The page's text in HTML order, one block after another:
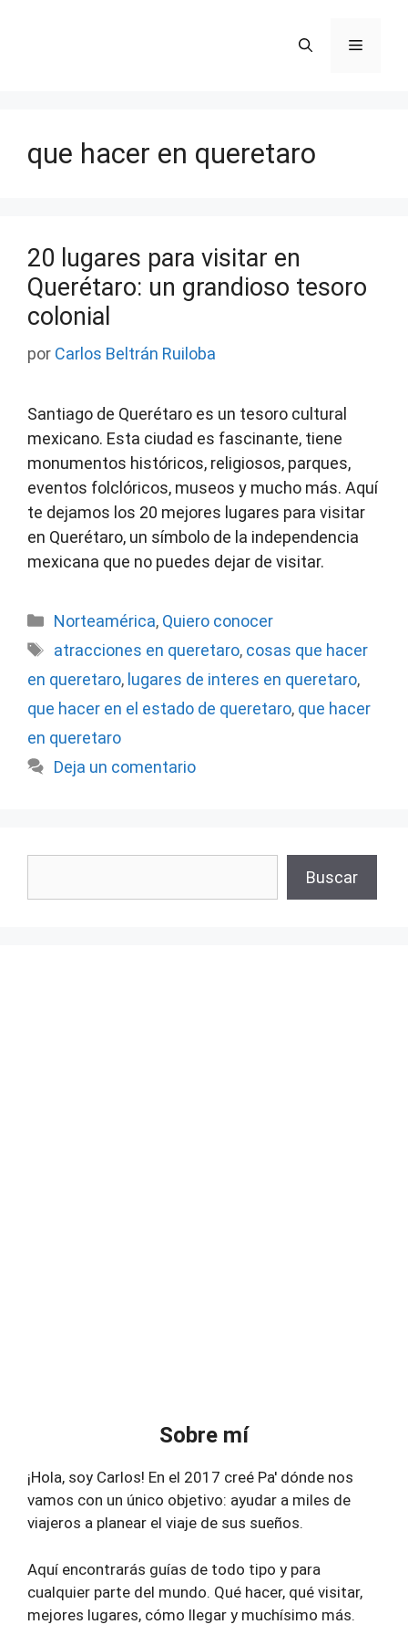
Menú
que hacer en queretaro
20 lugares para visitar en
Querétaro: un grandioso tesoro
colonial
por Carlos Beltrán Ruiloba
Santiago de Querétaro es un tesoro cultural
mexicano. Esta ciudad es fascinante, tiene
monumentos históricos, religiosos, parques,
eventos folclóricos, museos y mucho más. Aquí
te dejamos los 20 mejores lugares para visitar
en Querétaro, un símbolo de la independencia
mexicana que no puedes dejar de visitar.
Categorías
Norteamérica, Quiero conocer
Etiquetas
atracciones en queretaro, cosas que hacer
en queretaro, lugares de interes en queretaro,
que hacer en el estado de queretaro, que hacer
en queretaro
Deja un comentario
Buscar
Sobre mí
¡Hola, soy Carlos! En el 2017 creé Pa' dónde nos
vamos con un único objetivo: ayudar a miles de
viajeros a planear el viaje de sus sueños.
Aquí encontrarás guías de todo tipo y para
cualquier parte del mundo. Qué hacer, qué visitar,
mejores lugares, cómo llegar y muchísimo más.